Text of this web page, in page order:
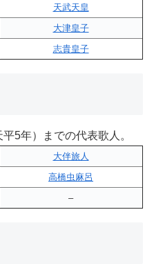
天武天皇
大津皇子
志貴皇子
5年）までの代表歌人。
大伴旅人
高橋虫麻呂
–